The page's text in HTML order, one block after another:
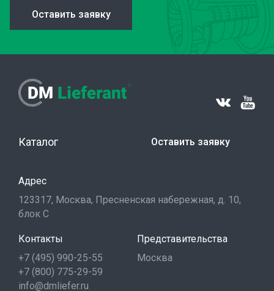
Оставить заявку
Каталог Оставить заявку
Адрес
123317, Москва, Пресненская набережная, д. 10,
блок С
Контакты
+7 (495) 990-25-55
+7 (800) 775-29-59
info@dmliefer.ru
Представительства
Москва